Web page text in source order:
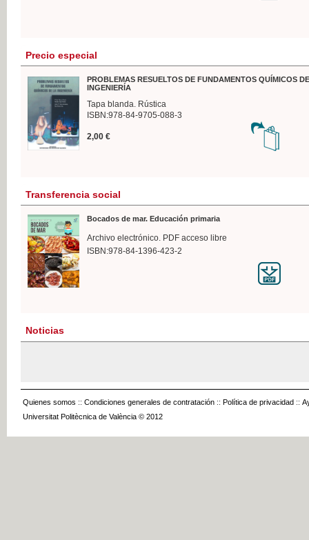
Precio especial
PROBLEMAS RESUELTOS DE FUNDAMENTOS QUÍMICOS
INGENIERÍA
Tapa blanda. Rústica
ISBN:978-84-9705-088-3
2,00 €
Transferencia social
Bocados de mar. Educación primaria
Archivo electrónico. PDF acceso libre
ISBN:978-84-1396-423-2
Noticias
Quienes somos :: Condiciones generales de contratación :: Política de privacidad ::
Universitat Politècnica de València © 2012